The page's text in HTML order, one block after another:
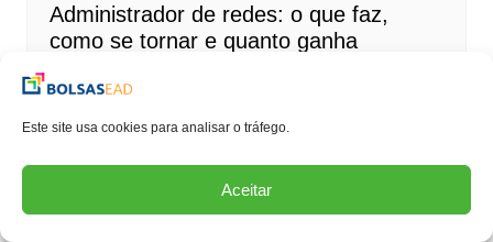
Este site usa cookies para analisar o tráfego.
Aceitar
Administrador de redes: o que faz,
como se tornar e quanto ganha